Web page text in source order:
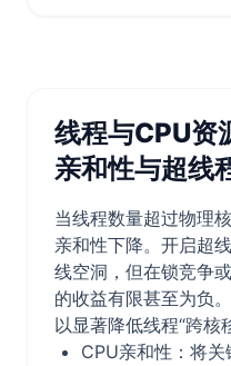
线程与CPU资
亲和性与超线
当线程数量超过物理
亲和性下降。开启超
线空洞，但在锁竞争
的收益有限甚至为负
以显著降低线程“跨核
CPU亲和性：将